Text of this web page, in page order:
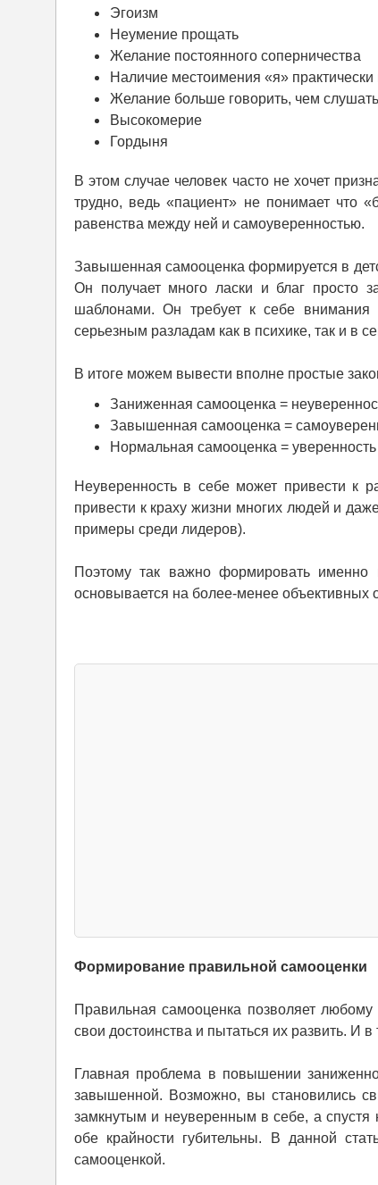
Эгоизм
Неумение прощать
Желание постоянного соперничества
Наличие местоимения «я»
Желание больше говорить, чем слушать
Высокомерие
Гордыня
В этом случае человек часто не хочет
трудно, ведь «пациент» не понимает что
равенства между ней и самоуверенностью.
Завышенная самооценка формируется в
Он получает много ласки и благ просто
шаблонами. Он требует к себе внимания
серьезным разладам как в психике, так и в
В итоге можем вывести вполне простые
Заниженная самооценка =
Завышенная самооценка =
Нормальная самооценка =
Неуверенность в себе может привести к
привести к краху жизни многих людей и
примеры среди лидеров).
Поэтому так важно формировать именно
основывается на более-менее объективных
Формирование правильной самооценки
Правильная самооценка позволяет любому
свои достоинства и пытаться их развить. И
Главная проблема в повышении
завышенной. Возможно, вы становились
замкнутым и неуверенным в себе, а
обе крайности губительны. В данной
самооценкой.